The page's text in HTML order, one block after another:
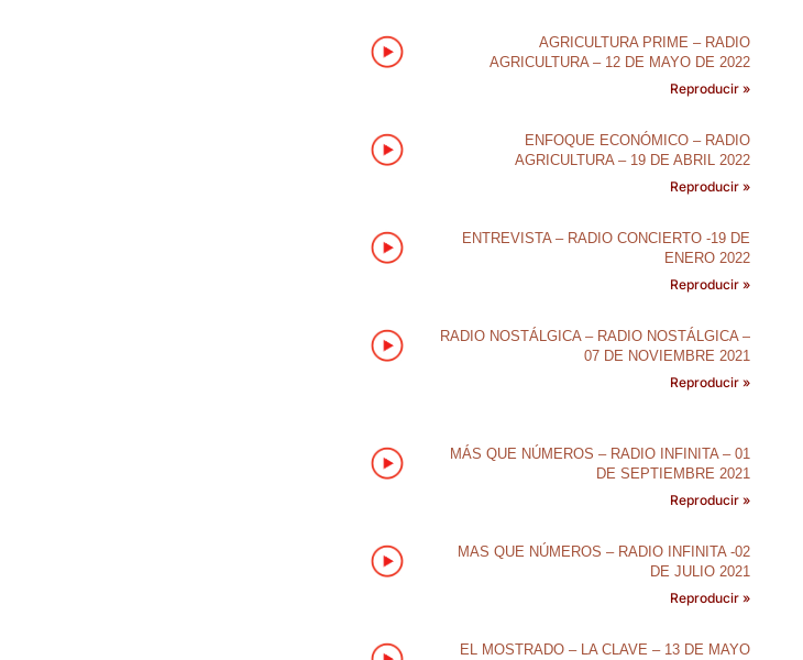
AGRICULTURA PRIME – RADIO
AGRICULTURA – 12 DE MAYO DE 2022
Reproducir »
ENFOQUE ECONÓMICO – RADIO
AGRICULTURA – 19 DE ABRIL 2022
Reproducir »
ENTREVISTA – RADIO CONCIERTO -19 DE
ENERO 2022
Reproducir »
RADIO NOSTÁLGICA – RADIO NOSTÁLGICA –
07 DE NOVIEMBRE 2021
Reproducir »
MÁS QUE NÚMEROS – RADIO INFINITA – 01
DE SEPTIEMBRE 2021
Reproducir »
MAS QUE NÚMEROS – RADIO INFINITA -02
DE JULIO 2021
Reproducir »
EL MOSTRADO – LA CLAVE – 13 DE MAYO